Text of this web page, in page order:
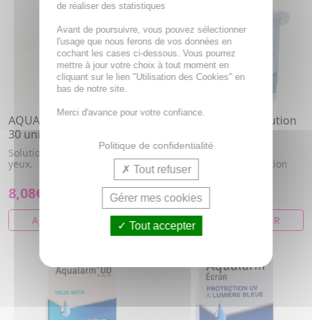
AQUALARM - Intensive UD
30 unidoses de 0,5ml
Solution lubrifiante pour les
yeux.
8,08€
AJOUTER AU PANIER
AQUALARM U.P - Solution
Solution ophtalmique
lubrifiante pour instillation
oculaire.
6,25€
AJOUTER AU PANIER
de réaliser des statistiques
Avant de poursuivre, vous pouvez sélectionner
l'usage que nous ferons de vos données en
cochant les cases ci-dessous. Vous pourrez
mettre à jour votre choix à tout moment en
cliquant sur le lien "Utilisation des Cookies" en
bas de notre site.
Merci d'avance pour votre confiance.
Politique de confidentialité
Tout refuser
Gérer mes cookies
Tout accepter